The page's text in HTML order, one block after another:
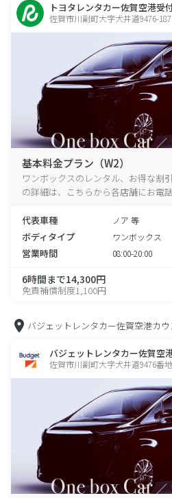
トヨタレンタカー佐賀空港受
佐賀市川副町大字犬井道9476-
基本料金プラン（W2）
ワンボックスのレンタル、お得な割
の詳細は、こちらから各店舗にお電話
代表車種 ノア 等
ボディタイプ ワンボックス
営業時間 08:00-20:00
6時間まで14,300円
免責補償制度1,100円
バジェットレンタカー佐賀空港カ
バジェットレンタカー佐賀空
佐賀市川副町大字犬井道9476番地